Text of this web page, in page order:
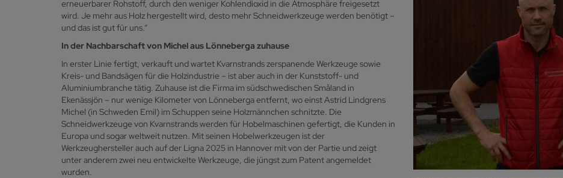
erneuerbarer Rohstoff, durch den weniger Kohlendioxid in die Atmosphäre freigesetzt
wird. Je mehr aus Holz hergestellt wird, desto mehr Schneidwerkzeuge werden benötigt –
und das ist gut für uns.“
In der Nachbarschaft von Michel aus Lönneberga zuhause
In erster Linie fertigt, verkauft und wartet Kvarnstrands zerspanende Werkzeuge sowie
Kreis- und Bandsägen für die Holzindustrie – ist aber auch in der Kunststoff- und
Aluminiumbranche tätig. Zuhause ist die Firma im südschwedischen Småland in
Ekenässjön – nur wenige Kilometer von Lönneberga entfernt, wo einst Astrid Lindgrens
Michel (in Schweden Emil) im Schuppen seine Holzmännchen schnitzte. Die
Schneidwerkzeuge von Kvarnstrands werden für Hobelmaschinen gefertigt, die Kunden in
Europa und sogar weltweit nutzen. Mit seinen Hobelwerkzeugen ist der
Werkzeughersteller auch auf der Ligna 2025 in Hannover mit von der Partie und zeigt
unter anderem zwei neu entwickelte Werkzeuge, die jüngst zum Patent angemeldet
wurden.